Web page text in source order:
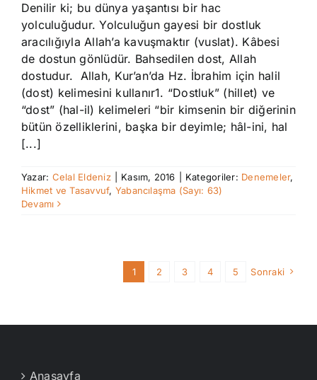
Denilir ki; bu dünya yaşantısı bir hac
yolculuğudur. Yolculuğun gayesi bir dostluk
aracılığıyla Allah’a kavuşmaktır (vuslat). Kâbesi
de dostun gönlüdür. Bahsedilen dost, Allah
dostudur. Allah, Kur’an’da Hz. İbrahim için halil
(dost) kelimesini kullanır1. “Dostluk” (hillet) ve
“dost” (hal-il) kelimeleri “bir kimsenin bir diğerinin
bütün özelliklerini, başka bir deyimle; hâl-ini, hal
[...]
Yazar: Celal Eldeniz Kasım, 2016 Kategoriler: Denemeler,
Hikmet ve Tasavvuf, Yabancılaşma (Sayı: 63)
Devamı
1 2 3 4 5 Sonraki
Anasayfa